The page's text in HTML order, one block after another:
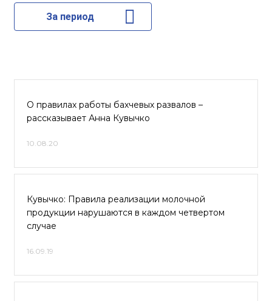
За период
О правилах работы бахчевых развалов –
рассказывает Анна Кувычко
10.08.20
Кувычко: Правила реализации молочной
продукции нарушаются в каждом четвертом
случае
16.09.19